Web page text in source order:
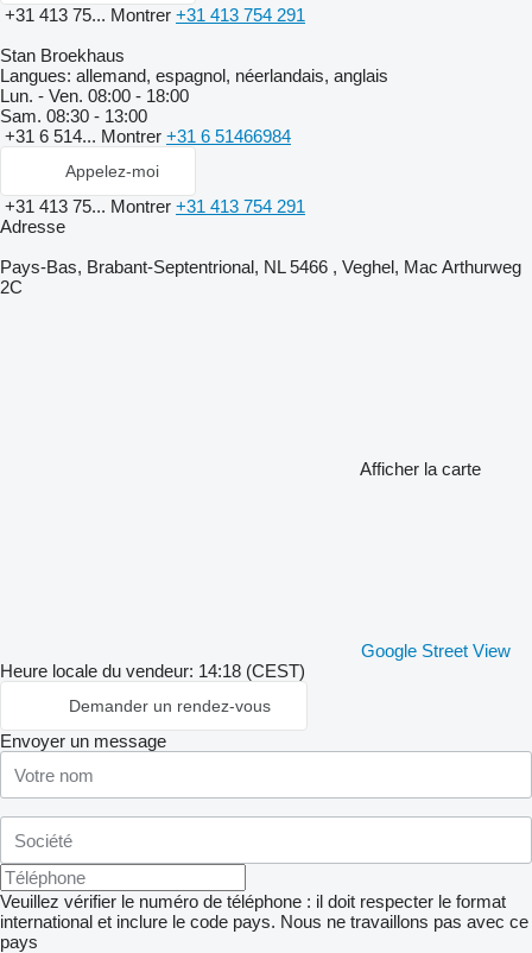
+31 413 75... Montrer +31 413 754 291
Stan Broekhaus
Langues: allemand, espagnol, néerlandais, anglais
Lun. - Ven. 08:00 - 18:00
Sam. 08:30 - 13:00
+31 6 514... Montrer +31 6 51466984
Appelez-moi
+31 413 75... Montrer +31 413 754 291
Adresse
Pays-Bas, Brabant-Septentrional, NL 5466 , Veghel, Mac Arthurweg
2C
Afficher la carte
Google Street View
Heure locale du vendeur: 14:18 (CEST)
Demander un rendez-vous
Envoyer un message
Veuillez vérifier le numéro de téléphone : il doit respecter le format
international et inclure le code pays. Nous ne travaillons pas avec ce
pays